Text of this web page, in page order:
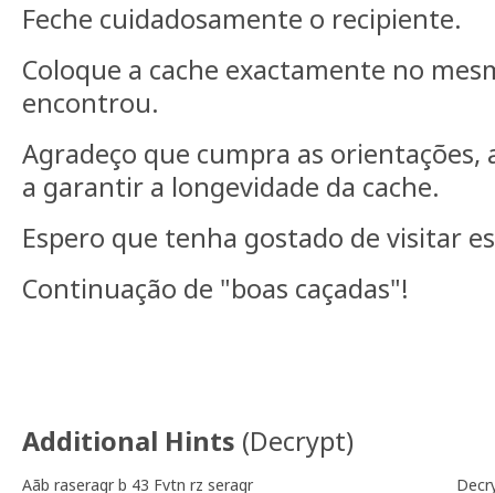
Feche cuidadosamente o recipiente.
Coloque a cache exactamente no
encontrou.
Agradeço que cumpra as
a garantir a longevidade da cache.
Espero que tenha gostado de visitar
Continuação de "boas caçadas"!
Additional Hints (Decrypt)
Aãb raseragr b 43 Fvtn rz seragr